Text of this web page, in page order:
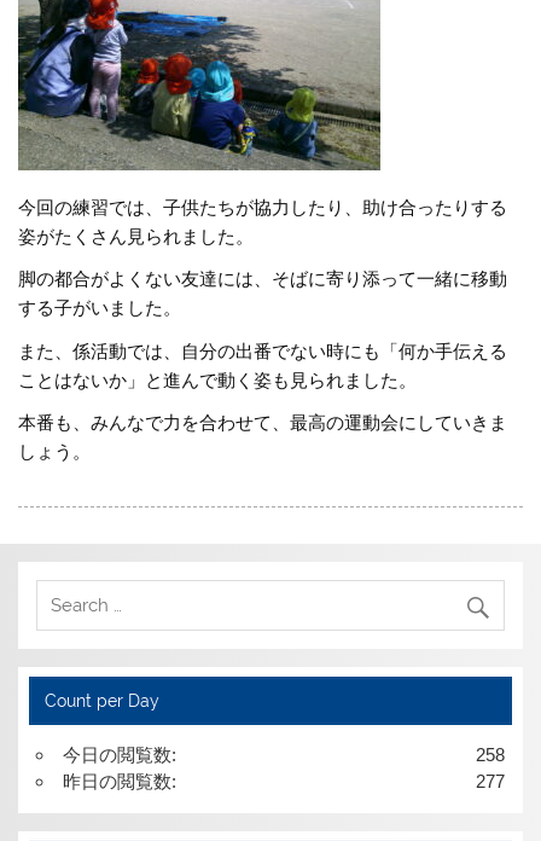
今回の練習では、子供たちが協力したり、助け合ったりする
姿がたくさん見られました。
脚の都合がよくない友達には、そばに寄り添って一緒に移動
する子がいました。
また、係活動では、自分の出番でない時にも「何か手伝える
ことはないか」と進んで動く姿も見られました。
本番も、みんなで力を合わせて、最高の運動会にしていきま
しょう。
Count per Day
258
今日の閲覧数:
277
昨日の閲覧数: